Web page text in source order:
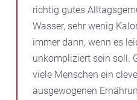
richtig gutes
Wasser, sehr wenig
immer dann, wenn es
unkompliziert sein soll.
viele Menschen ein
ausgewogenen